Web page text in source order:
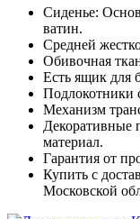
Сиденье:
ватин.
Средней
Обивочная
Есть ящик для
Подлокотники
Механизм
Декоративные
материал.
Гарантия от
Купить с
Московской